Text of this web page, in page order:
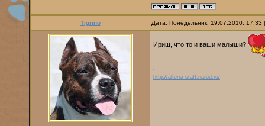
Tigrino Дата: Понедельник, 19.07.2010,
Ириш, что то и ваши малыши?
http://alterra-staff.narod.ru/